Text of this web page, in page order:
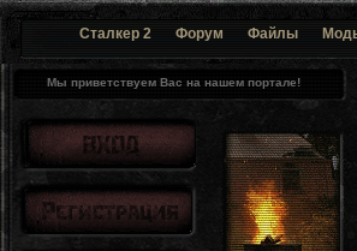
Сталкер 2 Форум Файлы
Мы приветствуем Вас на нашем портале!